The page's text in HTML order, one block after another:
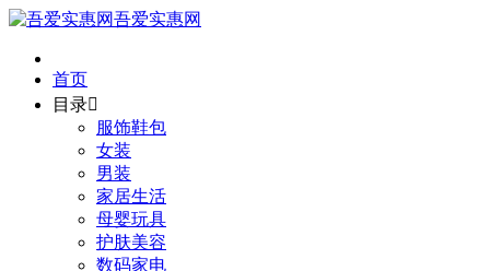
吾爱实惠网
首页
目录
服饰鞋包
女装
男装
家居生活
母婴玩具
护肤美容
数码家电